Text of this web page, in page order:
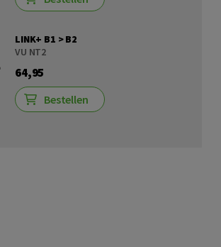
LINK+ B1 > B2
VU NT2
64,95
Bestellen